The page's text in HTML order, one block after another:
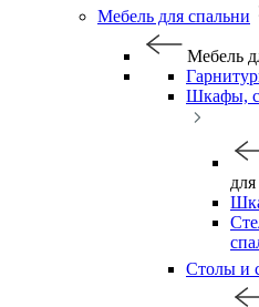
Мебель для спальни
Мебель
Шкафы,
Столы и